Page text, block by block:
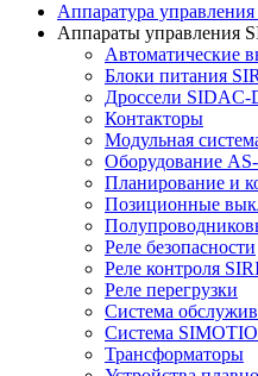
Аппаратура
Аппараты управления
Автоматические
Блоки питания
Дроссели SIDAC-
Контакторы
Модульная
Оборудование
Планирование и
Позиционные
Реле безопасности
Реле контроля
Реле перегрузки
Сиcтема
Система
Трансформаторы